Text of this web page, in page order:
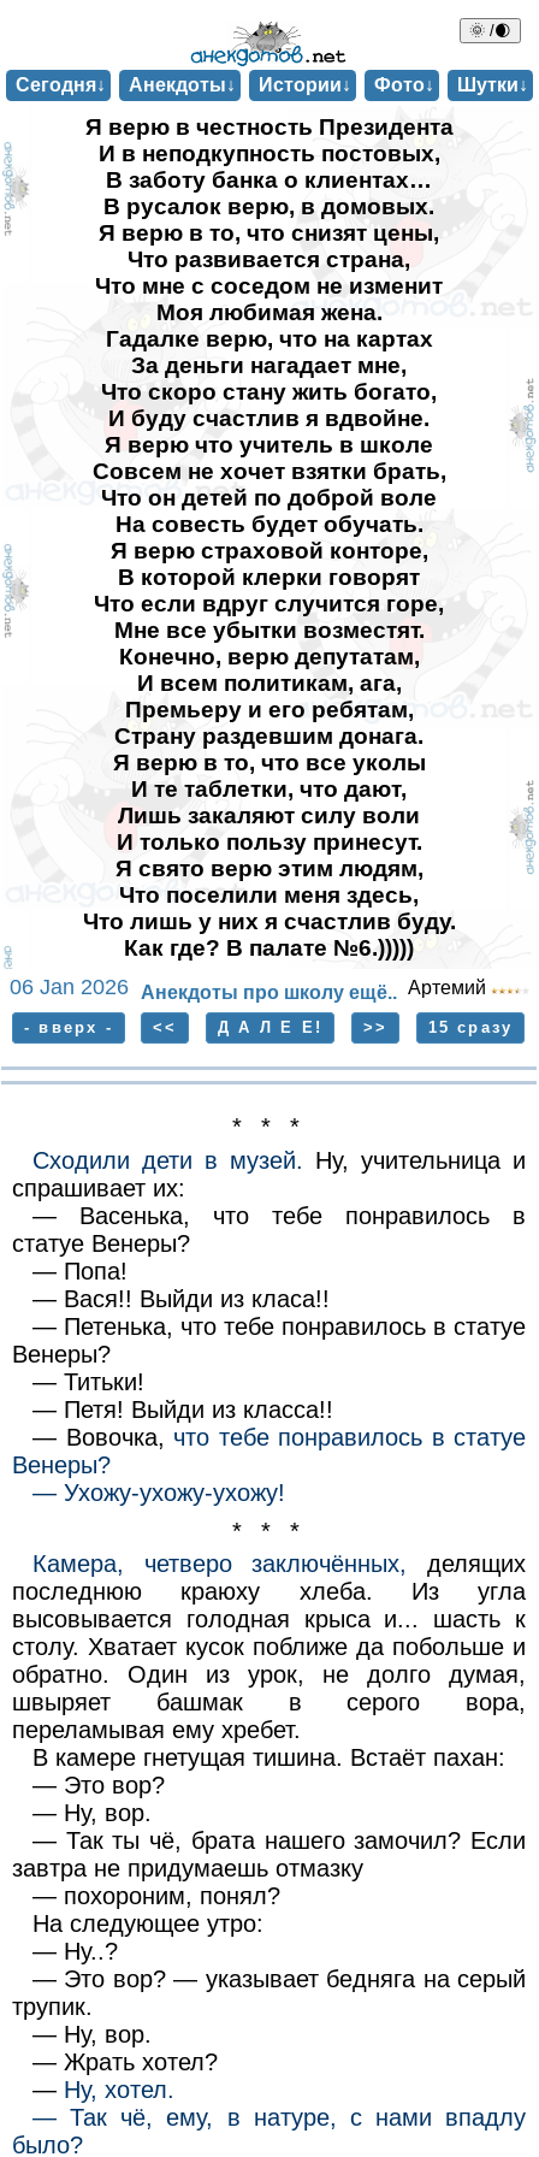
🌞 /🌒
Сегодня↓ Анекдоты↓ Истории↓ Фото↓ Шутки↓
Я верю в честность Президента
И в неподкупность постовых,
В заботу банка о клиентах…
В русалок верю, в домовых.
Я верю в то, что снизят цены,
Что развивается страна,
Что мне с соседом не изменит
Моя любимая жена.
Гадалке верю, что на картах
За деньги нагадает мне,
Что скоро стану жить богато,
И буду счастлив я вдвойне.
Я верю что учитель в школе
Совсем не хочет взятки брать,
Что он детей по доброй воле
На совесть будет обучать.
Я верю страховой конторе,
В которой клерки говорят
Что если вдруг случится горе,
Мне все убытки возместят.
Конечно, верю депутатам,
И всем политикам, ага,
Премьеру и его ребятам,
Страну раздевшим донага.
Я верю в то, что все уколы
И те таблетки, что дают,
Лишь закаляют силу воли
И только пользу принесут.
Я свято верю этим людям,
Что поселили меня здесь,
Что лишь у них я счастлив буду.
Как где? В палате №6.)))))
06 Jan 2026 Анекдоты про школу ещё.. Артемий
- вверх - << Д А Л Е Е! >> 15 сразу
* * *
Сходили дети в музей. Ну, учительница и
спрашивает их:
— Васенька, что тебе понравилось в
статуе Венеры?
— Попа!
— Вася!! Выйди из класа!!
— Петенька, что тебе понравилось в статуе
Венеры?
— Титьки!
— Петя! Выйди из класса!!
— Вовочка, что тебе понравилось в статуе
Венеры?
— Ухожу-ухожу-ухожу!
* * *
Камера, четверо заключённых,
делящих
последнюю краюху хлеба. Из угла
высовывается голодная крыса и... шасть к
столу. Хватает кусок поближе да побольше и
обратно. Один из урок, не долго думая,
швыряет башмак в серого вора,
переламывая ему хребет.
В камере гнетущая тишина. Встаёт пахан:
— Это вор?
— Ну, вор.
— Так ты чё, брата нашего замочил? Если
завтра не придумаешь отмазку
— похороним, понял?
На следующее утро:
— Ну..?
— Это вор? — указывает бедняга на серый
трупик.
— Ну, вор.
— Жрать хотел?
— Ну, хотел.
— Так чё, ему, в натуре, с нами впадлу
было?